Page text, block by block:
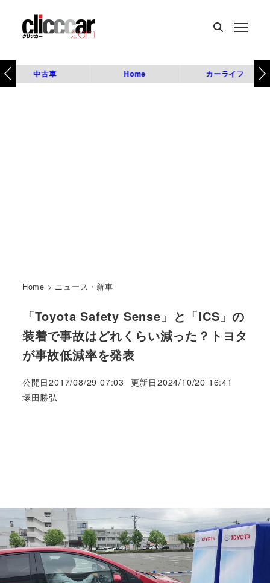
中古車 Home カーライフ
Home > ニュース・新車
「Toyota Safety Sense」と「ICS」の
装着で事故はどれくらい減った？トヨタ
が事故低減率を発表
公開日2017/08/29 07:03 更新日2024/10/20 16:41
著
塚田勝弘